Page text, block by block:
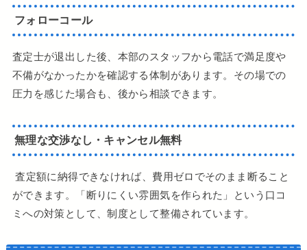
フォローコール
査定士が退出した後、本部のスタッフから電話で満足度や
不備がなかったかを確認する体制があります。その場での
圧力を感じた場合も、後から相談できます。
無理な交渉なし・キャンセル無料
査定額に納得できなければ、費用ゼロでそのまま断ること
ができます。「断りにくい雰囲気を作られた」という口コ
ミへの対策として、制度として整備されています。